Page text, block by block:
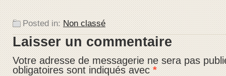
Posted in:Non classé
Laisser un commentaire
Votre adresse de messagerie ne sera pas
obligatoires sont indiqués avec*